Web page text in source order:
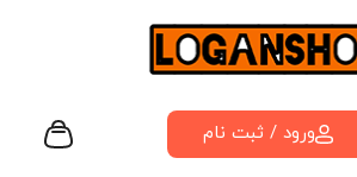
ورود / ثبت نام